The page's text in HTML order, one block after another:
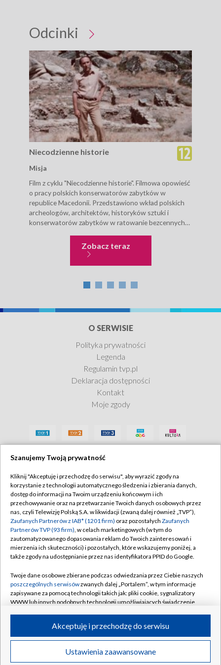
Odcinki
Niecodzienne historie
Misja
Film z cyklu "Niecodzienne historie". Filmowa opowieść
o pracy polskich konserwatorów zabytków w
republice Macedonii. Przedstawiono wkład polskich
archeologów, architektów, historyków sztuki i
konserwatorów zabytków w ratowanie bezcennych
- konserwatorskie prowadzono: w mieście Prilep...
Zobacz terazNiecodzienne historie
O SERWISIE
Polityka prywatności
Legenda
Regulamin tvp.pl
Deklaracja dostępności
Kontakt
Moje zgody
Szanujemy Twoją prywatność
Kliknij "Akceptuję i przechodzę do serwisu", aby wyrazić zgody na
korzystanie z technologii automatycznego śledzenia i zbierania danych,
dostęp do informacji na Twoim urządzeniu końcowym i ich
przechowywanie oraz na przetwarzanie Twoich danych osobowych przez
nas, czyli Telewizję Polską S.A. w likwidacji (zwaną dalej również „TVP”),
Zaufanych Partnerów z IAB* (1201 firm) oraz pozostałych Zaufanych
Partnerów TVP (93 firm), w celach marketingowych (w tym do
zautomatyzowanego dopasowania reklam do Twoich zainteresowań i
mierzenia ich skuteczności) i pozostałych, które wskazujemy poniżej, a
także zgody na udostępnianie przez nas identyfikatora PPID do Google.
Twoje dane osobowe zbierane podczas odwiedzania przez Ciebie naszych
poszczególnych serwisówzwanych dalej „Portalem”, w tym informacje
zapisywane za pomocą technologii takich jak: pliki cookie, sygnalizatory
WWW lub innych podobnych technologii umożliwiających świadczenie
ruchu w Internecie.
Twoje dane osobowe zbierane podczas odwiedzania przez Ciebie
poszczególnych serwisówna Portalu, takie jak adresy IP, identyfikatory
Ustawienia zaawansowane
Akceptuję i przechodzę do serwisu